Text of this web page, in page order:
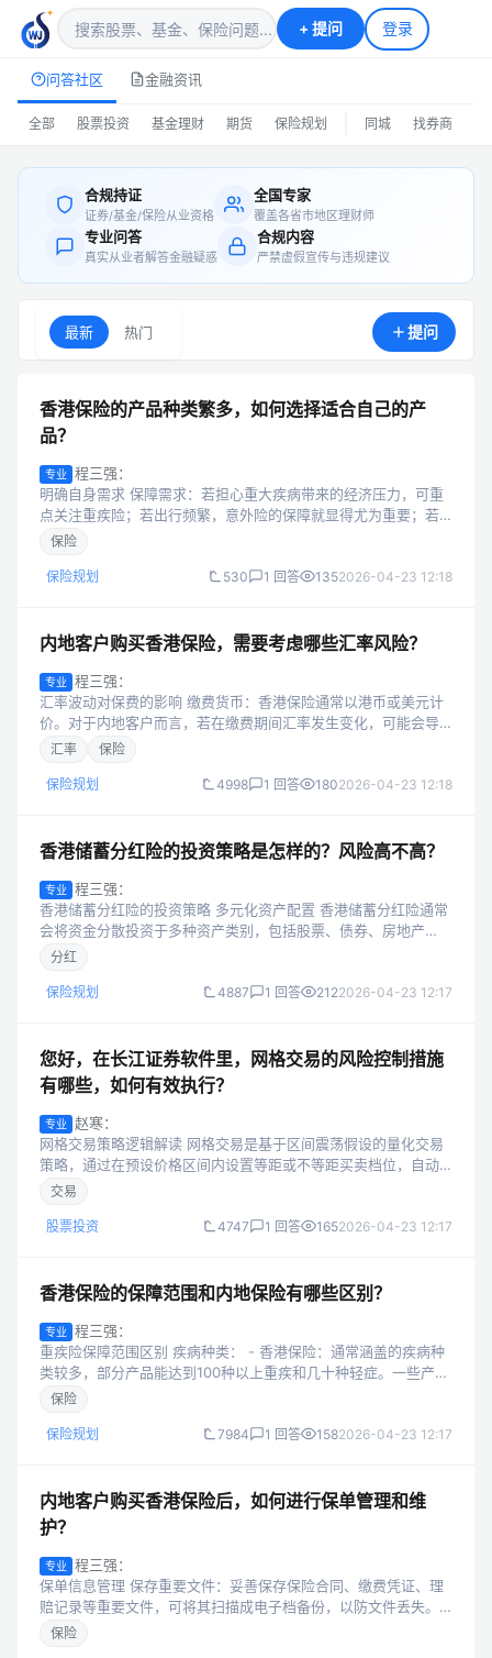
+提问 登录
问答社区 金融资讯
全部 股票投资 基金理财 期货 保险规划 同城 找券商
合规持证
证券/基金/保险从业资格
全国专家
覆盖各省市地区理财师
专业问答
真实从业者解答金融疑惑
合规内容
严禁虚假宣传与违规建议
最新 热门 提问
香港保险的产品种类繁多，如何选择适合自己的产
品？
专业
程三强：
明确自身需求 保障需求：若担心重大疾病带来的经济压力，可重
点关注重疾险；若出行频繁，意外险的保障就显得尤为重要；若
关注医疗费用的报销，医疗险则是不错的选择。 理财需求：如果
保险
保险规划 530 1 回答 1352026-04-23 12:18
内地客户购买香港保险，需要考虑哪些汇率风险？
专业
程三强：
汇率波动对保费的影响 缴费货币：香港保险通常以港币或美元计
价。对于内地客户而言，若在缴费期间汇率发生变化，可能会导
致实际缴纳的人民币金额增加。例如，在购买保险时，1 港币兑换
汇率 保险
保险规划 4998 1 回答 1802026-04-23 12:18
香港储蓄分红险的投资策略是怎样的？风险高不高？
专业
程三强：
香港储蓄分红险的投资策略 多元化资产配置 香港储蓄分红险通常
会将资金分散投资于多种资产类别，包括股票、债券、房地产
等。通过多元化配置，降低单一资产波动对整体收益的影响。 例
分红
保险规划 4887 1 回答 2122026-04-23 12:17
您好，在长江证券软件里，网格交易的风险控制措施
有哪些，如何有效执行？
专业
赵寒：
网格交易策略逻辑解读 网格交易是基于区间震荡假设的量化交易
策略，通过在预设价格区间内设置等距或不等距买卖档位，自动
执行交易捕捉波动收益。该策略适合高流动性、中等波动的标的
交易
股票投资 4747 1 回答 1652026-04-23 12:17
香港保险的保障范围和内地保险有哪些区别？
专业
程三强：
重疾险保障范围区别 疾病种类： - 香港保险：通常涵盖的疾病种
类较多，部分产品能达到100种以上重疾和几十种轻症。一些产品
对于早期疾病的定义更为宽泛，保障范围相对更广。 - 内地保
保险
保险规划 7984 1 回答 1582026-04-23 12:17
内地客户购买香港保险后，如何进行保单管理和维
护？
专业
程三强：
保单信息管理 保存重要文件：妥善保存保险合同、缴费凭证、理
赔记录等重要文件，可将其扫描成电子档备份，以防文件丢失。
更新个人信息：若联系方式、居住地址、银行账户等个人信息发
保险